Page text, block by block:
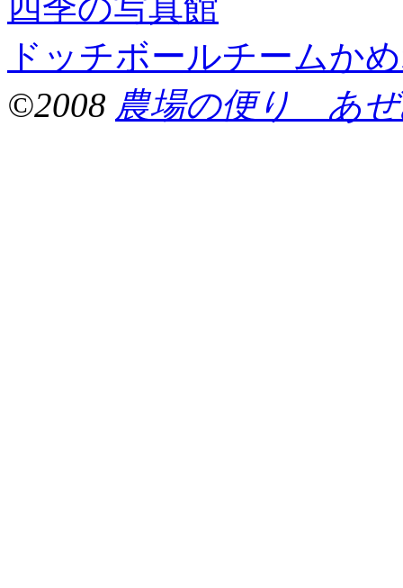
ドッチボールチームか
©2008 農場の便り あぜ